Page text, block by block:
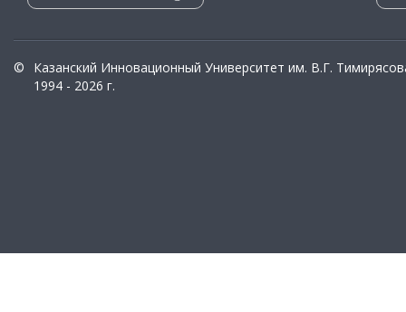
©
Казанский Инновационный Университет им. В.Г.
1994 - 2026 г.